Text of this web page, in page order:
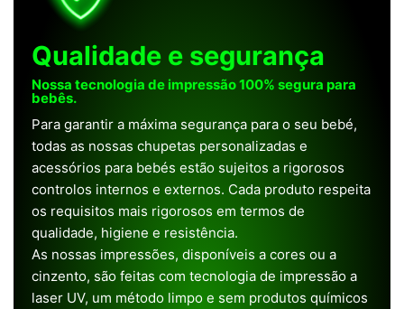
Qualidade e segurança
Nossa tecnologia de impressão 100% segura para
bebês.
Para garantir a máxima segurança para o seu bebé,
todas as nossas chupetas personalizadas e
acessórios para bebés estão sujeitos a rigorosos
controlos internos e externos. Cada produto respeita
os requisitos mais rigorosos em termos de
qualidade, higiene e resistência.
As nossas impressões, disponíveis a cores ou a
cinzento, são feitas com tecnologia de impressão a
laser UV, um método limpo e sem produtos químicos